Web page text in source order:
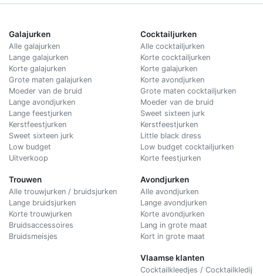
Galajurken
Alle galajurken
Lange galajurken
Korte galajurken
Grote maten galajurken
Moeder van de bruid
Lange avondjurken
Lange feestjurken
Kerstfeestjurken
Sweet sixteen jurk
Low budget
Uitverkoop
Trouwen
Alle trouwjurken / bruidsjurken
Lange bruidsjurken
Korte trouwjurken
Bruidsaccessoires
Bruidsmeisjes
Cocktailjurken
Alle cocktailjurken
Korte cocktailjurken
Korte galajurken
Korte avondjurken
Grote maten cocktailjurken
Moeder van de bruid
Sweet sixteen jurk
Kerstfeestjurken
Little black dress
Low budget cocktailjurken
Korte feestjurken
Avondjurken
Alle avondjurken
Lange avondjurken
Korte avondjurken
Lang in grote maat
Kort in grote maat
Vlaamse klanten
Cocktailkleedjes / Cocktailkledij